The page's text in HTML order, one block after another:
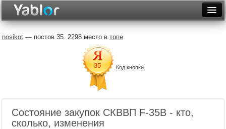
Неделя
Месяц
Рейтинги
Архив
nosikot — постов 35. 2298 место в топе
Код кнопки
Состояние закупок СКВВП F-35B - кто,
сколько, изменения